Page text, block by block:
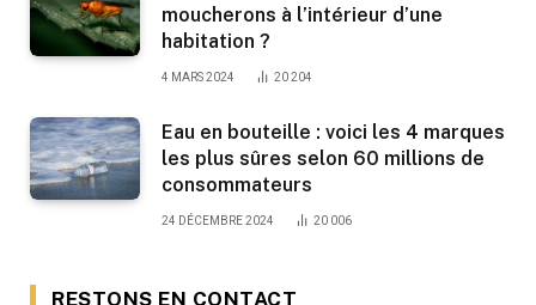
moucherons à l’intérieur d’une
habitation ?
4 MARS 2024 20 204
Eau en bouteille : voici les 4 marques
les plus sûres selon 60 millions de
consommateurs
24 DÉCEMBRE 2024 20 006
RESTONS EN CONTACT